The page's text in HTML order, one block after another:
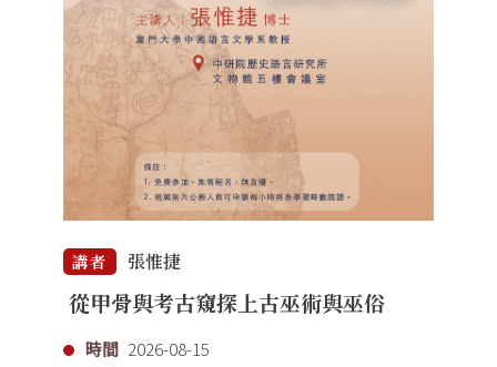
講者 張惟捷
從甲骨與考古窺探上古巫術與巫俗
時間 2026-08-15